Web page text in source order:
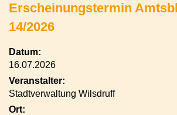
Erscheinungstermin
14/2026
Datum:
16.07.2026
Veranstalter:
Stadtverwaltung Wilsdruff
Ort: